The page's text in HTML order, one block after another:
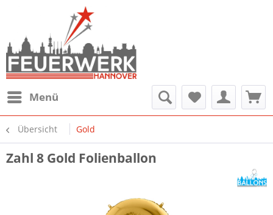
Menü
Übersicht Gold
Zahl 8 Gold Folienballon